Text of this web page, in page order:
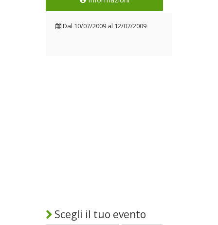
Dal 10/07/2009 al 12/07/2009
Scegli il tuo evento